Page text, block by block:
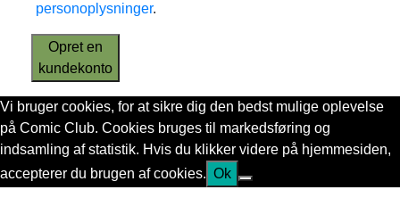
personoplysninger.
Opret en
kundekonto
Vi bruger cookies, for at sikre dig den bedst mulige oplevelse
på Comic Club. Cookies bruges til markedsføring og
indsamling af statistik. Hvis du klikker videre på hjemmesiden,
accepterer du brugen af cookies. Ok